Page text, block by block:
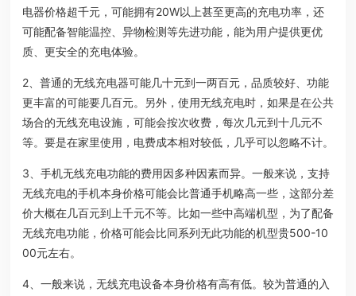
电器价格超千元，可能拥有20W以上甚至更高的充电功率，还
可能配备智能温控、异物检测等先进功能，能为用户提供更优
质、更安全的充电体验。
2、普通的无线充电器可能几十元到一两百元，品质较好、功能
更丰富的可能要几百元。另外，使用无线充电时，如果是在公共
场合的无线充电设施，可能会按次收费，每次几元到十几元不
等。要是在家里使用，电费成本相对较低，几乎可以忽略不计。
3、手机无线充电功能的费用因多种因素而异。一般来说，支持
无线充电的手机本身价格可能会比普通手机略高一些，这部分差
价大概在几百元到上千元不等。比如一些中高端机型，为了配备
无线充电功能，价格可能会比同系列无此功能的机型贵500-10
00元左右。
4、一般来说，无线充电设备本身价格有高有低。较为普通的入